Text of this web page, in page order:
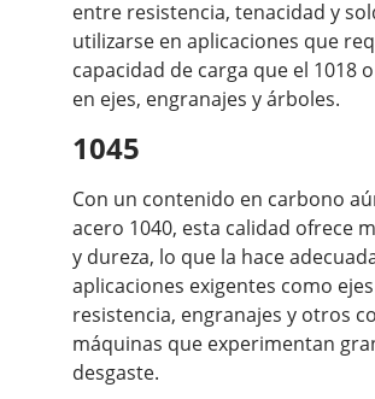
entre resistencia, tenacidad y
utilizarse en aplicaciones que
capacidad de carga que el 1018
en ejes, engranajes y árboles.
1045
Con un contenido en carbono
acero 1040, esta calidad ofrece
y dureza, lo que la hace
aplicaciones exigentes como
resistencia, engranajes y otros
máquinas que experimentan
desgaste.